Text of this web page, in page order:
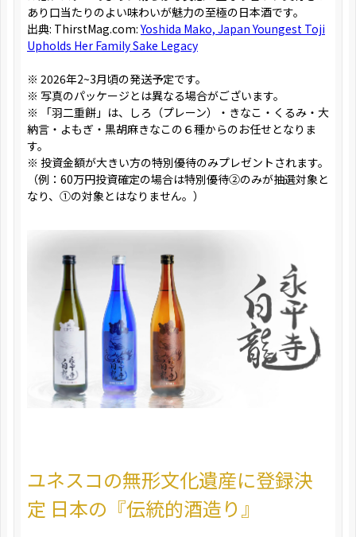
あり口当たりのよい味わいが魅力の至極の日本酒です。
出典: ThirstMag.com:Yoshida Mako, Japan Youngest Toji
Upholds Her Family Sake Legacy
※ 2026年2~3月頃の発送予定です。
※ 写真のパッケージとは異なる場合がございます。
※ 「羽二重餅」は、しろ（プレーン）・きなこ・くるみ・大
納言・よもぎ・黒胡麻きなこの６種からのお任せとなりま
す。
※ 投資金額が大きい方の特別優待のみプレゼントされます。
（例：60万円投資確定の場合は特別優待②のみが抽選対象と
なり、①の対象とはなりません。）
ユネスコの無形文化遺産に登録決
定 日本の『伝統的酒造り』